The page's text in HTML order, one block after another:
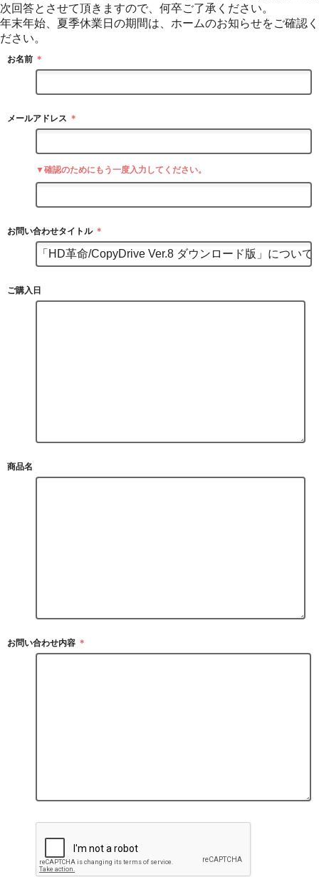
次回答とさせて頂きますので、何卒ご了承ください。
年末年始、夏季休業日の期間は、ホームのお知らせをご確認く
ださい。
お名前 ＊
メールアドレス ＊
▼確認のためにもう一度入力してください。
お問い合わせタイトル ＊
ご購入日
商品名
お問い合わせ内容 ＊